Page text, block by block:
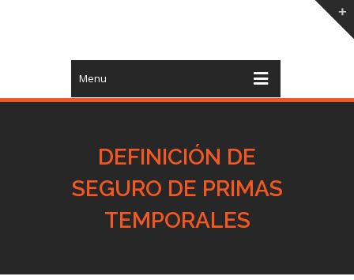
Menu
DEFINICIÓN DE
SEGURO DE PRIMAS
TEMPORALES